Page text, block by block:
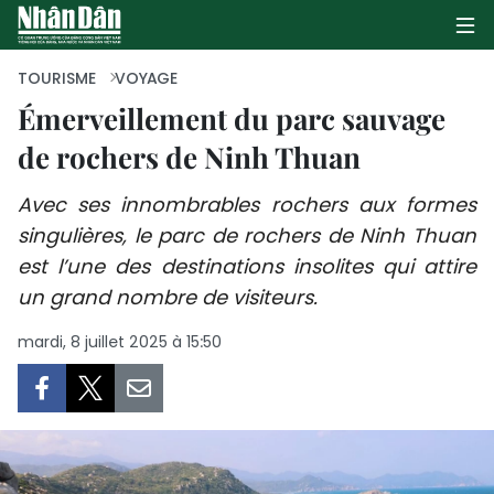
PAGE D'ACCUEIL
POLITIQUE
ÉCONOMIE
SOCIÉTÉ
ENVIRONNEMENT
TOURISME VOYAGE
Émerveillement du parc sauvage
de rochers de Ninh Thuan
Avec ses innombrables rochers aux formes
singulières, le parc de rochers de Ninh Thuan
est l’une des destinations insolites qui attire
un grand nombre de visiteurs.
mardi, 8 juillet 2025 à 15:50